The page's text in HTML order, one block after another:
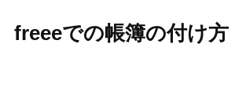
freeeでの帳簿の付け方